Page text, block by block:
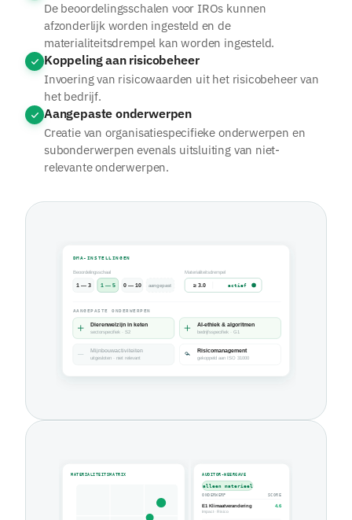
De beoordelingsschalen voor IROs kunnen
afzonderlijk worden ingesteld en de
materialiteitsdrempel kan worden ingesteld.
Koppeling aan risicobeheer
Invoering van risicowaarden uit het risicobeheer van
het bedrijf.
Aangepaste onderwerpen
Creatie van organisatiespecifieke onderwerpen en
subonderwerpen evenals uitsluiting van niet-
relevante onderwerpen.